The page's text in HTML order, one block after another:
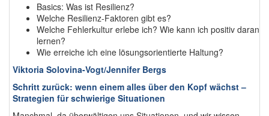
Basics: Was ist Resilienz?
Welche Resilienz-Faktoren gibt es?
Welche Fehlerkultur erlebe ich? Wie kann ich positiv daran
lernen?
Wie erreiche ich eine lösungsorientierte Haltung?
Viktoria Solovina-Vogt/Jennifer Bergs
Schritt zurück: wenn einem alles über den Kopf wächst –
Strategien für schwierige Situationen